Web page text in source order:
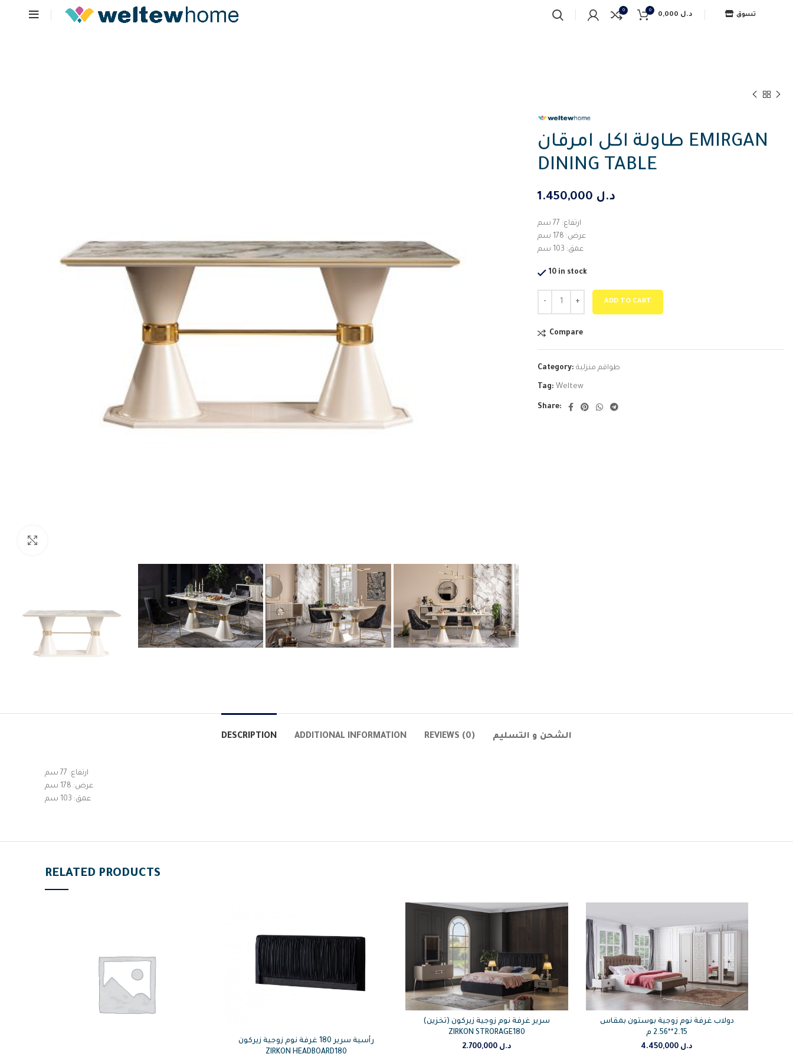
0 0
د.ل تسوق
طاولة اكل امرقان EMIRGAN
DINING TABLE
د.ل
ارتفاع: 77 سم
عرض: 178 سم
عمق: 103 سم
10 in stock
ADD TO CART
Compare
Category: طواقم منزلية
Tag: Weltew
Share:
DESCRIPTION ADDITIONAL INFORMATION REVIEWS (0) الشحن و التسليم
ارتفاع: 77 سم
عرض: 178 سم
عمق: 103 سم
RELATED PRODUCTS
رأسية سرير 180 غرفة نوم زوجية زيركون
ZIRKON HEADBOARD180
سرير غرفة نوم زوجية زيركون (تخزين)
ZIRKON STRORAGE180
د.ل 2.700,000
دولاب غرفة نوم زوجية بوستون بمقاس
2.15**2.56 م
د.ل